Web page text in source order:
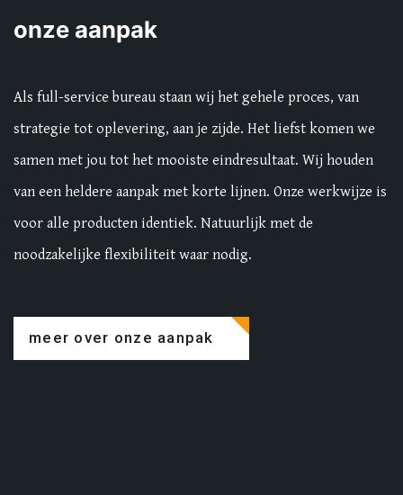
onze aanpak
Als full-service bureau staan wij het gehele proces, van
strategie tot oplevering, aan je zijde. Het liefst komen we
samen met jou tot het mooiste eindresultaat. Wij houden
van een heldere aanpak met korte lijnen. Onze werkwijze is
voor alle producten identiek. Natuurlijk met de
noodzakelijke flexibiliteit waar nodig.
meer over onze aanpak